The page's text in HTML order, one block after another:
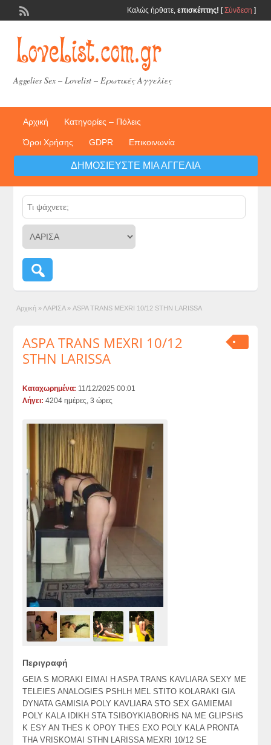
Καλώς ήρθατε, επισκέπτης! [Σύνδεση ]
Aggelies Sex – Lovelist – Ερωτικές Αγγελίες
Αρχική Κατηγορίες – Πόλεις
Όροι Χρήσης GDPR Επικοινωνία
ΔΗΜΟΣΙΕΎΣΤΕ ΜΙΑ ΑΓΓΕΛΊΑ
Αρχική » ΛΑΡΙΣΑ » ASPA TRANS MEXRI 10/12 STHN LARISSA
ASPA TRANS MEXRI 10/12
STHN LARISSA
Καταχωρημένα: 11/12/2025 00:01
Λήγει: 4204 ημέρες, 3 ώρες
Περιγραφή
GEIA S MORAKI EIMAI H ASPA TRANS KAVLIARA SEXY ME
TELEIES ANALOGIES PSHLH MEL STITO KOLARAKI GIA
DYNATA GAMISIA POLY KAVLIARA STO SEX GAMIEMAI
POLY KALA IDIKH STA TSIBOYKIABORHS NA ME GLIPSHS
K ESY AN THES K OPOY THES EXO POLY KALA PRONTA
THA VRISKOMAI STHN LARISSA MEXRI 10/12 SE